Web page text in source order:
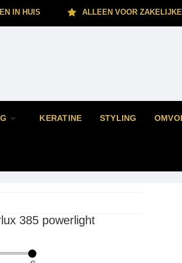
IN HUIS ALLEEN VOOR
KERATINE STYLING
385 powerlight